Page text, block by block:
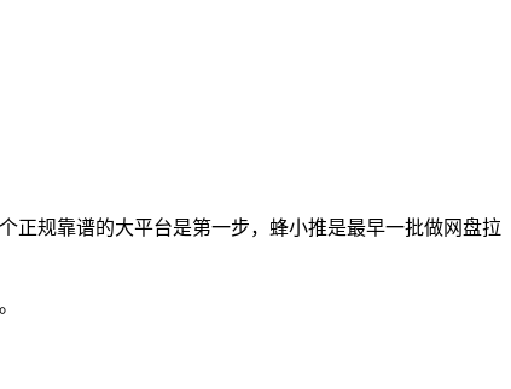
正规靠谱的大平台是第一步，蜂小推是最早一批做网盘拉